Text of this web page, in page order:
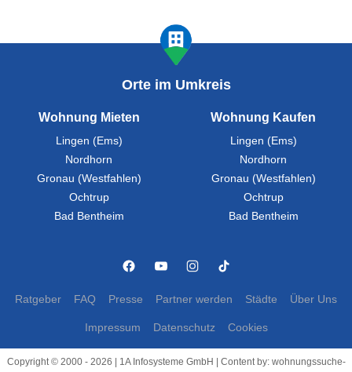
Orte im Umkreis
Wohnung Mieten
Lingen (Ems)
Nordhorn
Gronau (Westfahlen)
Ochtrup
Bad Bentheim
Wohnung Kaufen
Lingen (Ems)
Nordhorn
Gronau (Westfahlen)
Ochtrup
Bad Bentheim
Ratgeber FAQ Presse Partner werden Städte Über Uns
Impressum Datenschutz Cookies
Copyright © 2000 - 2026 | 1A Infosysteme GmbH | Content by: wohnungssuche-